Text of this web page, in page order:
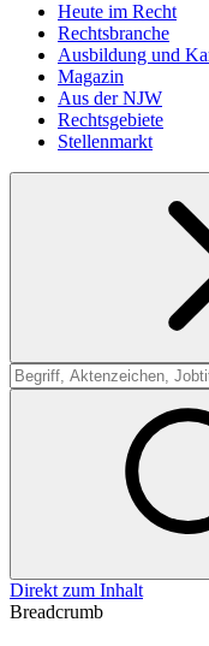
Heute im Recht
Rechtsbranche
Ausbildung und
Magazin
Aus der NJW
Rechtsgebiete
Stellenmarkt
Suche
Direkt zum Inhalt
Breadcrumb